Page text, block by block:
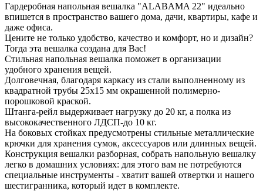
Гардеробная напольная вешалка "ALABAMA 22" идеально
впишется в пространство вашего дома, дачи, квартиры, кафе и
даже офиса.
Цените не только удобство, качество и комфорт, но и дизайн?
Тогда эта вешалка создана для Вас!
Стильная напольная вешалка поможет в организации
удобного хранения вещей.
Долговечная, благодаря каркасу из стали выполненному из
квадратной трубы 25х15 мм окрашенной полимерно-
порошковой краской.
Штанга-рейл выдерживает нагрузку до 20 кг, а полка из
высококачественного ЛДСП-до 10 кг.
На боковых стойках предусмотрены стильные металлические
крючки для хранения сумок, аксессуаров или длинных вещей.
Конструкция вешалки разборная, собрать напольную вешалку
легко в домашних условиях: для этого вам не потребуются
специальные инструменты - хватит вашей отвертки и нашего
шестигранника, который идет в комплекте.